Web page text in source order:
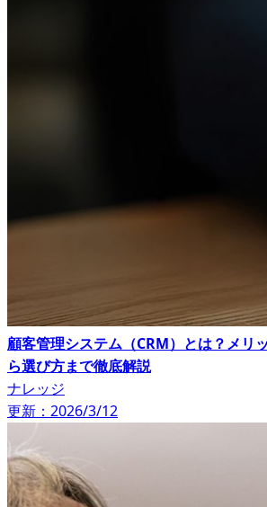
顧客管理システム（CRM）とは？メリ
ら選び方まで徹底解説
ナレッジ
更新：2026/3/12